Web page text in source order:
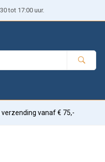
tot 17:00 uur.
verzending vanaf € 75,-